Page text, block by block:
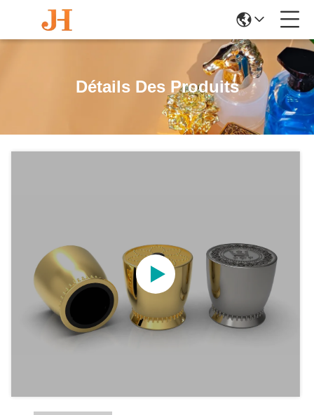
Détails Des Produits